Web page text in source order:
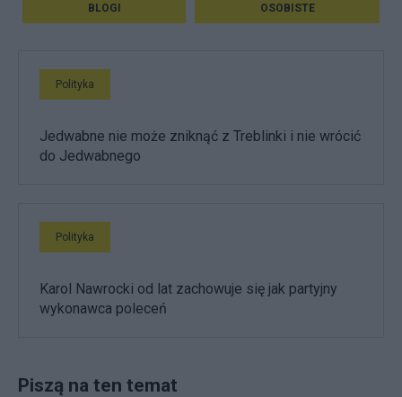
BLOGI OSOBISTE
Polityka
Jedwabne nie może zniknąć z Treblinki i nie wrócić
do Jedwabnego
Polityka
Karol Nawrocki od lat zachowuje się jak partyjny
wykonawca poleceń
Piszą na ten temat